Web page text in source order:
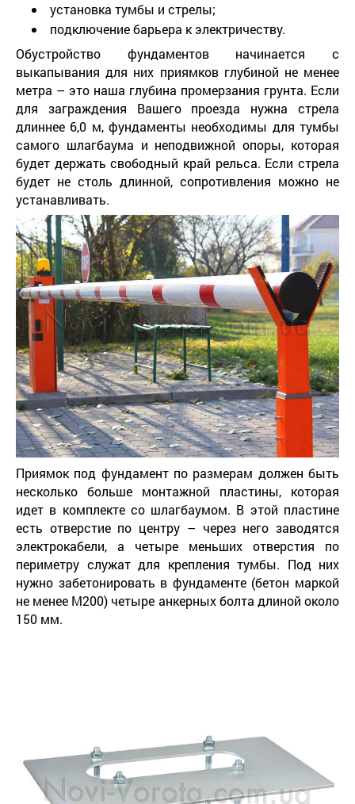
установка тумбы и стрелы;
подключение барьера к электричеству.
Обустройство фундаментов начинается с
выкапывания для них приямков глубиной не менее
метра – это наша глубина промерзания грунта. Если
для заграждения Вашего проезда нужна стрела
длиннее 6,0 м, фундаменты необходимы для тумбы
самого шлагбаума и неподвижной опоры, которая
будет держать свободный край рельса. Если стрела
будет не столь длинной, сопротивления можно не
устанавливать.
Приямок под фундамент по размерам должен быть
несколько больше монтажной пластины, которая
идет в комплекте со шлагбаумом. В этой пластине
есть отверстие по центру – через него заводятся
электрокабели, а четыре меньших отверстия по
периметру служат для крепления тумбы. Под них
нужно забетонировать в фундаменте (бетон маркой
не менее М200) четыре анкерных болта длиной около
150 мм.